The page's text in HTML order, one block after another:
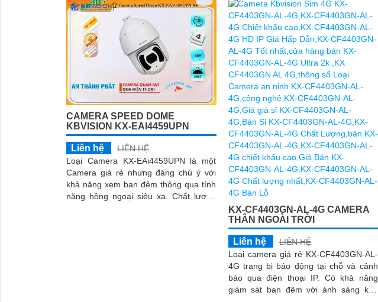
CAMERA SPEED DOME
KBVISION KX-EAI4459UPN
Liên hệ
LIÊN HỆ
Loại Camera KX-EAi4459UPN là một
Camera giá rẻ nhưng đáng chú ý với
khả năng xem ban đêm thông qua tính
năng hồng ngoại siêu xa. Chất lượng
KX-CF4403GN-AL-4G CAMERA
THÂN NGOÀI TRỜI
Liên hệ
LIÊN HỆ
Loại camera giá rẻ KX-CF4403GN-AL-
4G trang bị báo động tại chỗ và cảnh
báo qua điện thoại IP. Có khả năng
giám sát ban đêm với ánh sáng kép